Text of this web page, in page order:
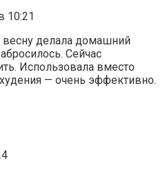
10:21
делала домашний
Сейчас
Использовала вместо
— очень эффективно.